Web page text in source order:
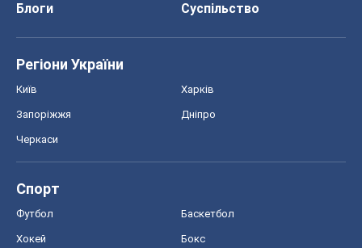
Блоги
Суспільство
Регіони України
Київ Харків
Запоріжжя Дніпро
Черкаси
Спорт
Футбол Баскетбол
Хокей Бокс